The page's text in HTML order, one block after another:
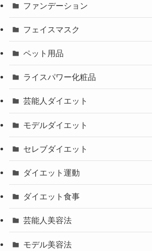
ファンデーション
フェイスマスク
ペット用品
ライスパワー化粧品
芸能人ダイエット
モデルダイエット
セレブダイエット
ダイエット運動
ダイエット食事
芸能人美容法
モデル美容法